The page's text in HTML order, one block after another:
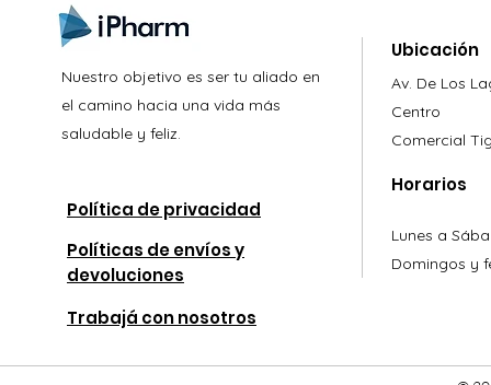
Nuestro objetivo es ser tu aliado en
el camino hacia una vida más
saludable y feliz.
Política de privacidad
Políticas de envíos y
devoluciones
Trabajá con nosotros
Ubicación
Av. De Los
Centro
Comercial
Horarios
Lunes a
Domingos y